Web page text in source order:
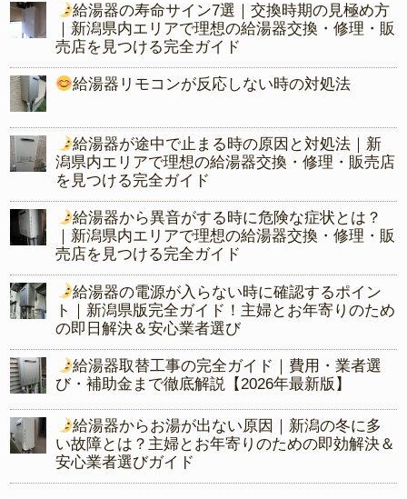
給湯器の寿命サイン7選｜交換時期の見極め方
｜新潟県内エリアで理想の給湯器交換・修理・販
売店を見つける完全ガイド
給湯器リモコンが反応しない時の対処法
給湯器が途中で止まる時の原因と対処法｜新
潟県内エリアで理想の給湯器交換・修理・販売店
を見つける完全ガイド
給湯器から異音がする時に危険な症状とは？
｜新潟県内エリアで理想の給湯器交換・修理・販
売店を見つける完全ガイド
給湯器の電源が入らない時に確認するポイン
ト｜新潟県版完全ガイド！主婦とお年寄りのため
の即日解決＆安心業者選び
給湯器取替工事の完全ガイド｜費用・業者選
び・補助金まで徹底解説【2026年最新版】
給湯器からお湯が出ない原因｜新潟の冬に多
い故障とは？主婦とお年寄りのための即効解決＆
安心業者選びガイド